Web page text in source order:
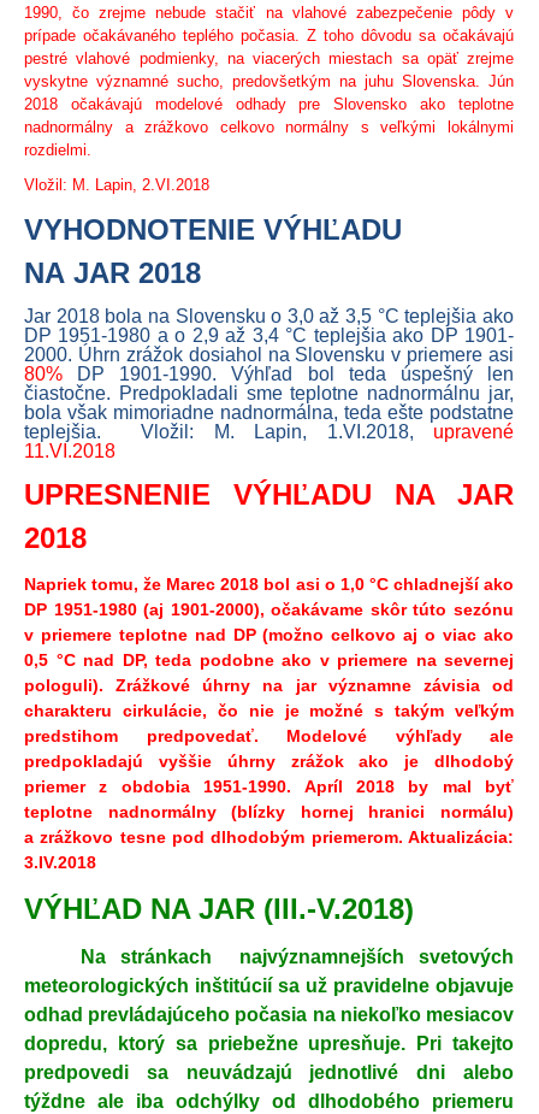
1990, čo zrejme nebude stačiť na vlahové zabezpečenie pôdy v
prípade očakávaného teplého počasia. Z toho dôvodu sa očakávajú
pestré vlahové podmienky, na viacerých miestach sa opäť zrejme
vyskytne významné sucho, predovšetkým na juhu Slovenska. Jún
2018 očakávajú modelové odhady pre Slovensko ako teplotne
nadnormálny a zrážkovo celkovo normálny s veľkými lokálnymi
rozdielmi.
Vložil: M. Lapin, 2.VI.2018
VYHODNOTENIE VÝHĽADU
NA JAR 2018
Jar 2018 bola na Slovensku o 3,0 až 3,5 °C teplejšia ako
DP 1951-1980 a o 2,9 až 3,4 °C teplejšia ako DP 1901-
2000. Úhrn zrážok dosiahol na Slovensku v priemere asi
80%
DP 1901-1990. Výhľad bol teda úspešný len
čiastočne. Predpokladali sme teplotne nadnormálnu jar,
bola však mimoriadne nadnormálna, teda ešte podstatne
teplejšia.
Vložil: M. Lapin, 1.VI.2018, upravené
11.VI.2018
UPRESNENIE VÝHĽADU NA JAR
2018
Napriek tomu, že Marec 2018 bol asi o 1,0 °C chladnejší ako
DP 1951-1980 (aj 1901-2000), očakávame skôr túto sezónu
v priemere teplotne nad DP (možno celkovo aj o viac ako
0,5 °C nad DP, teda podobne ako v priemere na severnej
pologuli). Zrážkové úhrny na jar významne závisia od
charakteru cirkulácie, čo nie je možné s takým veľkým
predstihom predpovedať. Modelové výhľady ale
predpokladajú vyššie úhrny zrážok ako je dlhodobý
priemer z obdobia 1951-1990. Apríl 2018 by mal byť
teplotne nadnormálny (blízky hornej hranici normálu)
a zrážkovo tesne pod dlhodobým priemerom. Aktualizácia:
3.IV.2018
VÝHĽAD NA JAR (III.-V.2018)
Na stránkach najvýznamnejších svetových
meteorologických inštitúcií sa už pravidelne objavuje
odhad prevládajúceho počasia na niekoľko mesiacov
dopredu, ktorý sa priebežne upresňuje. Pri takejto
predpovedi sa neuvádzajú jednotlivé dni alebo
týždne ale iba odchýlky od dlhodobého priemeru